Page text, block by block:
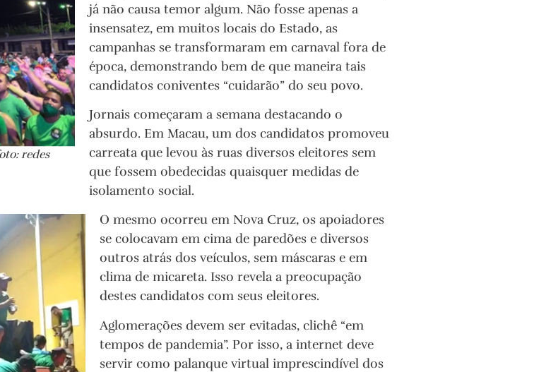
redes
já não causa temor algum. Não fosse apenas a
insensatez, em muitos locais do Estado, as
campanhas se transformaram em carnaval fora de
época, demonstrando bem de que maneira tais
candidatos coniventes “cuidarão” do seu povo.
Jornais começaram a semana destacando o
absurdo. Em Macau, um dos candidatos promoveu
carreata que levou às ruas diversos eleitores sem
que fossem obedecidas quaisquer medidas de
isolamento social.
O mesmo ocorreu em Nova Cruz, os apoiadores
se colocavam em cima de paredões e diversos
outros atrás dos veículos, sem máscaras e em
clima de micareta. Isso revela a preocupação
destes candidatos com seus eleitores.
Aglomerações devem ser evitadas, clichê “em
tempos de pandemia”. Por isso, a internet deve
servir como palanque virtual imprescindível dos